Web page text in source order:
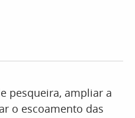
pesqueira, ampliar a
o escoamento das